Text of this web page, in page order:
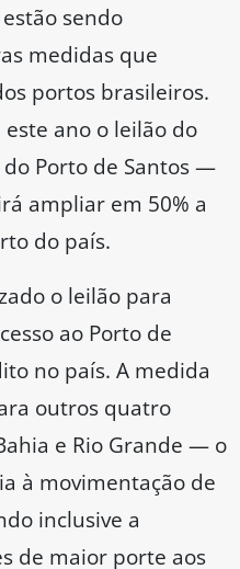
sendo
medidas que
portos brasileiros.
ano o leilão do
Porto de Santos —
ampliar em 50% a
do país.
o leilão para
ao Porto de
no país. A medida
outros quatro
e Rio Grande — o
à movimentação de
inclusive a
de maior porte aos